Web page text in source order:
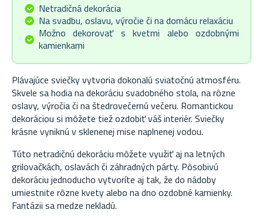
Netradičná dekorácia
Na svadbu, oslavu, výročie či na domácu relaxáciu
Možno dekorovať s kvetmi alebo ozdobnými
kamienkami
Plávajúce sviečky vytvoria dokonalú sviatočnú atmosféru.
Skvele sa hodia na dekoráciu svadobného stola, na rôzne
oslavy, výročia či na štedrovečernú večeru. Romantickou
dekoráciou si môžete tiež ozdobiť váš interiér. Sviečky
krásne vyniknú v sklenenej mise naplnenej vodou.
Túto netradičnú dekoráciu môžete využiť aj na letných
grilovačkách, oslavách či záhradných párty. Pôsobivú
dekoráciu jednoducho vytvoríte aj tak, že do nádoby
umiestnite rôzne kvety alebo na dno ozdobné kamienky.
Fantázii sa medze nekladú.